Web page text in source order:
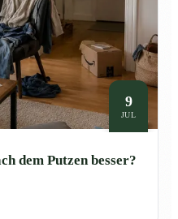
9
JUL
dem Putzen besser?